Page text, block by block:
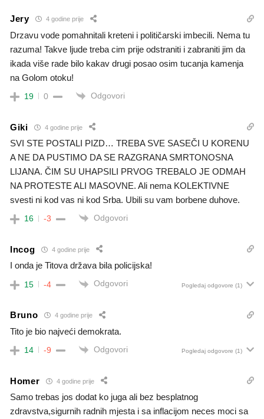
Jery 4 godine prije
Drzavu vode pomahnitali kreteni i političarski imbecili. Nema tu
razuma! Takve ljude treba cim prije odstraniti i zabraniti jim da
ikada više rade bilo kakav drugi posao osim tucanja kamenja
na Golom otoku!
19 0 Odgovori
Giki 4 godine prije
SVI STE POSTALI PIZD… TREBA SVE SASEČI U KORENU
A NE DA PUSTIMO DA SE RAZGRANA SMRTONOSNA
LIJANA. ČIM SU UHAPSILI PRVOG TREBALO JE ODMAH
NA PROTESTE ALI MASOVNE. Ali nema KOLEKTIVNE
svesti ni kod vas ni kod Srba. Ubili su vam borbene duhove.
16 -3 Odgovori
Incog 4 godine prije
I onda je Titova država bila policijska!
15 -4 Odgovori Pogledaj odgovore (1)
Bruno 4 godine prije
Tito je bio najveći demokrata.
14 -9 Odgovori Pogledaj odgovore (1)
Homer 4 godine prije
Samo trebas jos dodat ko juga ali bez besplatnog
zdravstva,sigurnih radnih mjesta i sa inflacijom neces moci sa